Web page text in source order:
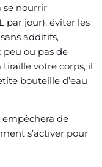
se nourrir
par jour), éviter les
additifs,
peu ou pas de
tiraille votre corps, il
bouteille d’eau
de
s’activer pour